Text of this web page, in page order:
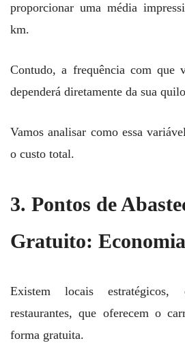
proporcionar uma média
km.
Contudo, a frequência com que
dependerá diretamente da sua
Vamos analisar como essa
o custo total.
3. Pontos de
Gratuito:
Existem locais estratégicos,
restaurantes, que oferecem o
forma gratuita.